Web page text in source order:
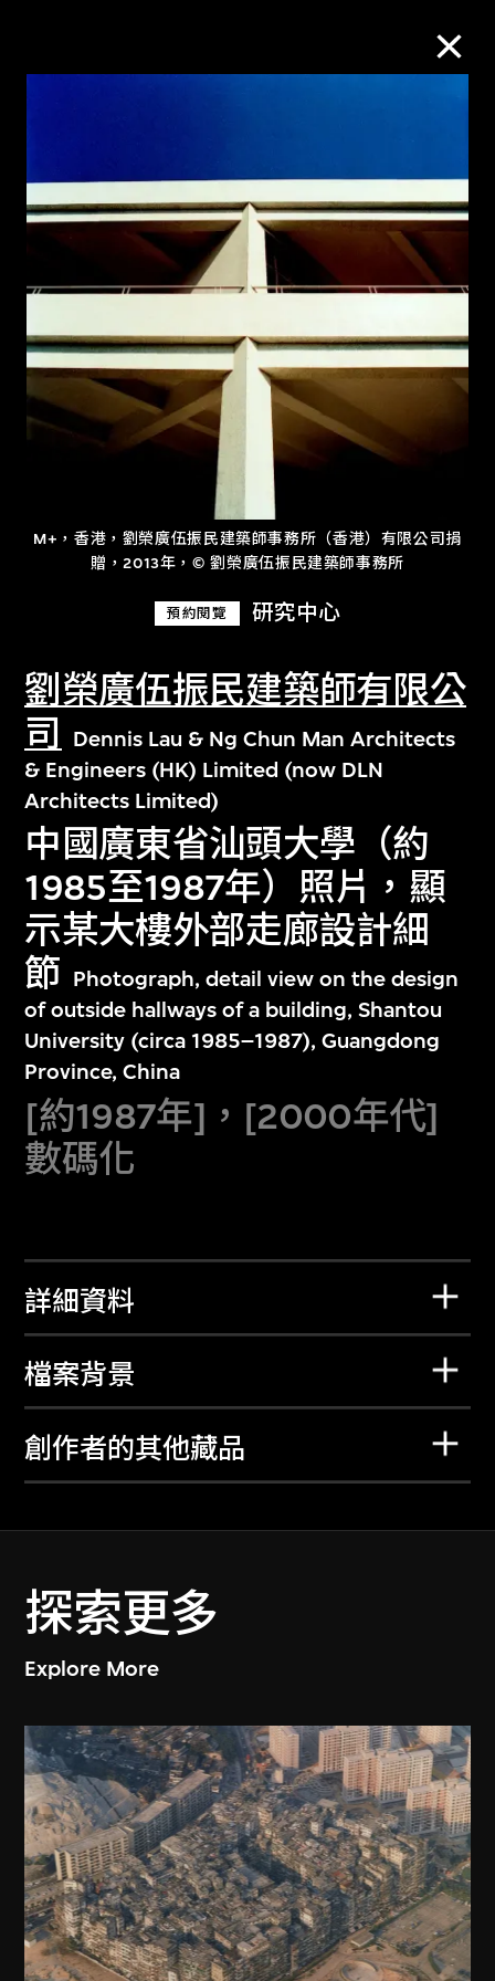
M+，香港，劉榮廣伍振民建築師事務所（香港）有限公司捐
贈，2013年，© 劉榮廣伍振民建築師事務所
預約閱覽 研究中心
劉榮廣伍振民建築師有限公
司
Dennis Lau & Ng Chun Man Architects
& Engineers (HK) Limited (now DLN
Architects Limited)
中國廣東省汕頭大學（約
1985至1987年）照片，顯
示某大樓外部走廊設計細
節 Photograph, detail view on the design
of outside hallways of a building, Shantou
University (circa 1985–1987), Guangdong
Province, China
[約1987年]，[2000年代]
數碼化
詳細資料
檔案背景
創作者的其他藏品
探索更多
Explore More
進一步篩選 搜索
關於M+藏品
探索世界頂級的二十及二十一世紀視覺
文化藏品。